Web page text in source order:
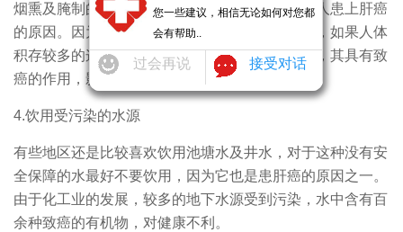
烟熏及腌制的食物备受人们欢迎，但它也是导致人患上肝癌
的原因。因为这类食物本身含有大量的亚硝酸盐，如果人体
积存较多的这种物质，它会转变成亚硝胺类物质，其具有致
癌的作用，影响肝脏的健康。
4.饮用受污染的水源
有些地区还是比较喜欢饮用池塘水及井水，对于这种没有安
全保障的水最好不要饮用，因为它也是患肝癌的原因之一。
由于化工业的发展，较多的地下水源受到污染，水中含有百
余种致癌的有机物，对健康不利。
您一些建议，相信无论如何对您都
会有帮助..
过会再说 接受对话